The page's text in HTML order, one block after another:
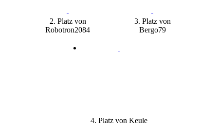
2. Platz von
Robotron2084
3. Platz von
Bergo79
4. Platz von Keule